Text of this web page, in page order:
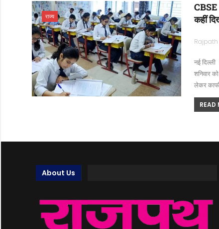
राज्य
CBSE
कहीं
नई दिल्ली
शनिवार
लेकर
READ
About Us